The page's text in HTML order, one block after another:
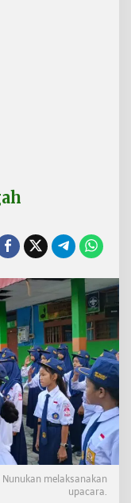
Nunukan melaksanakan
upacara.